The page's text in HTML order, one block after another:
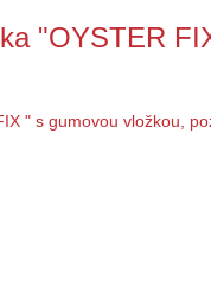
"OYSTER